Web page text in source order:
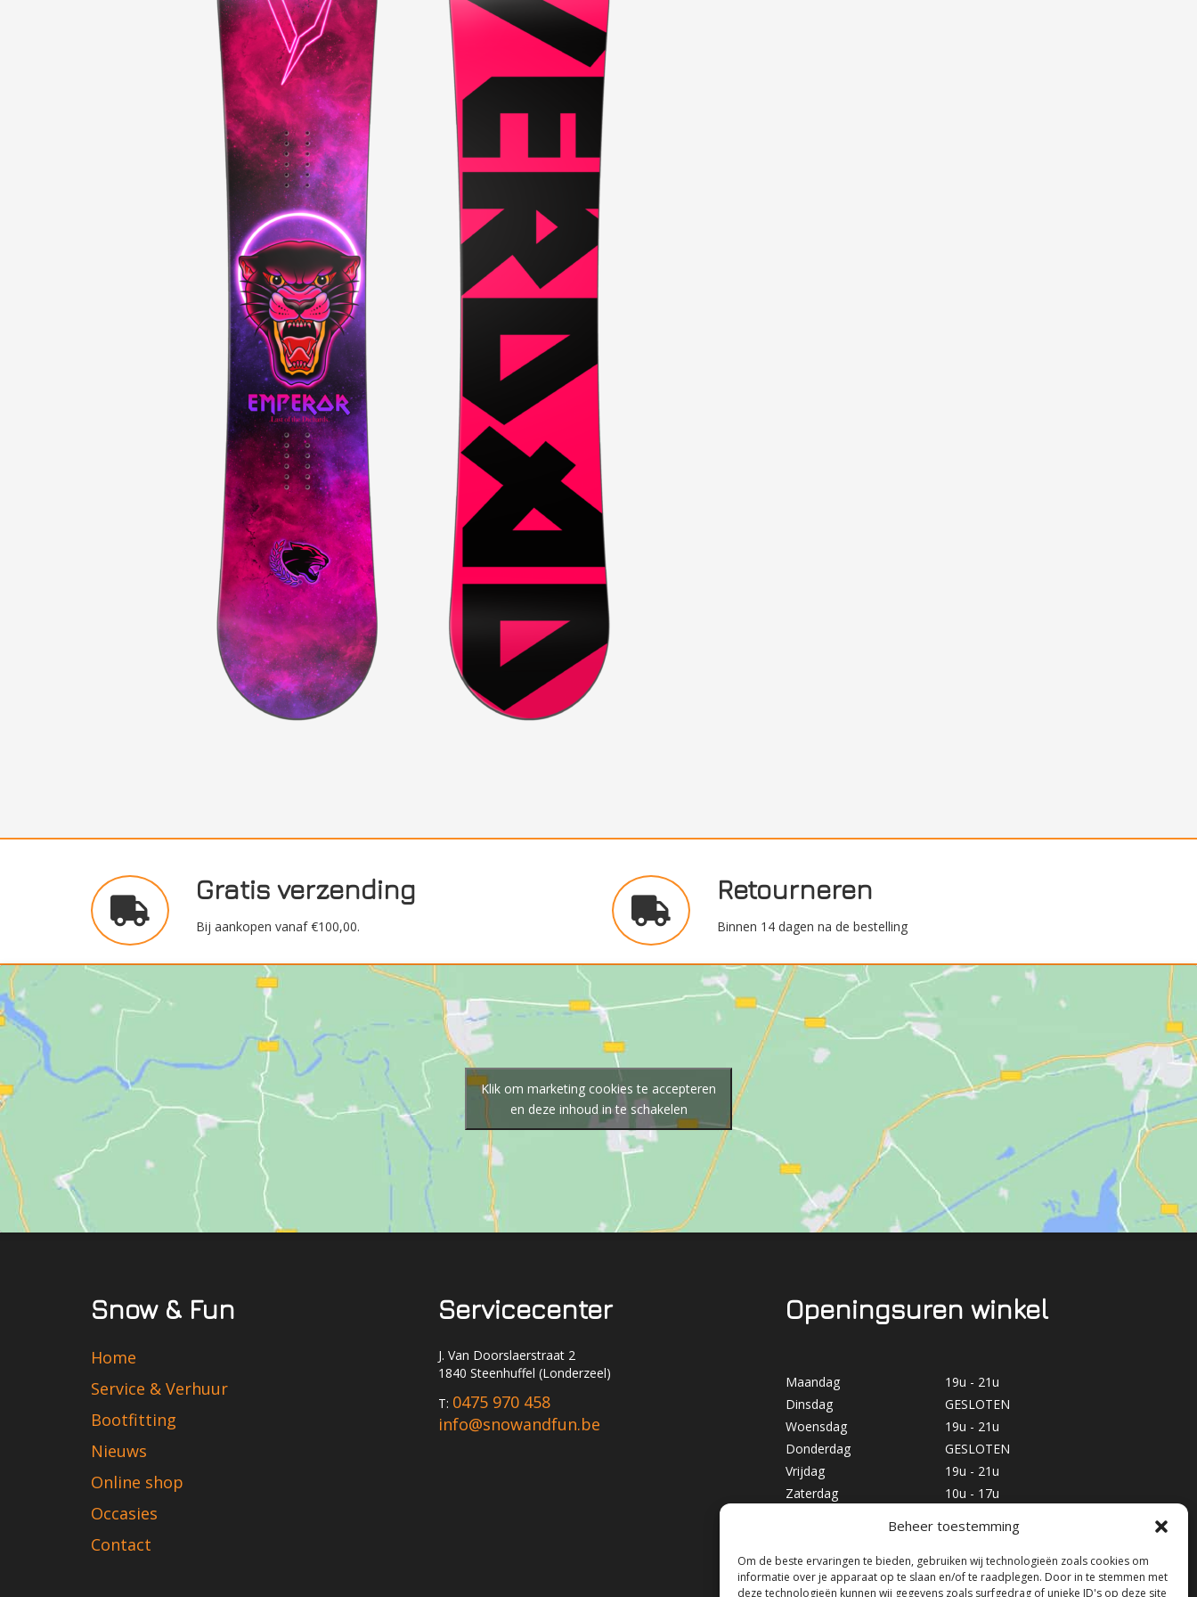
Beheer toestemming
Om de beste ervaringen te bieden, gebruiken wij technologieën zoals cookies om
informatie over je apparaat op te slaan en/of te raadplegen. Door in te stemmen met
deze technologieën kunnen wij gegevens zoals surfgedrag of unieke ID's op deze site
Gratis verzending
Bij aankopen vanaf €100,00.
Retourneren
Binnen 14 dagen na de bestelling
Klik om marketing cookies te accepteren
en deze inhoud in te schakelen
Snow & Fun
Home
Service & Verhuur
Bootfitting
Nieuws
Online shop
Occasies
Contact
Servicecenter
J. Van Doorslaerstraat 2
1840 Steenhuffel (Londerzeel)
T: 0475 970 458
info@snowandfun.be
Openingsuren winkel
Maandag
19u - 21u
Dinsdag
GESLOTEN
Woensdag
19u - 21u
Donderdag
GESLOTEN
Vrijdag
19u - 21u
Zaterdag
10u - 17u